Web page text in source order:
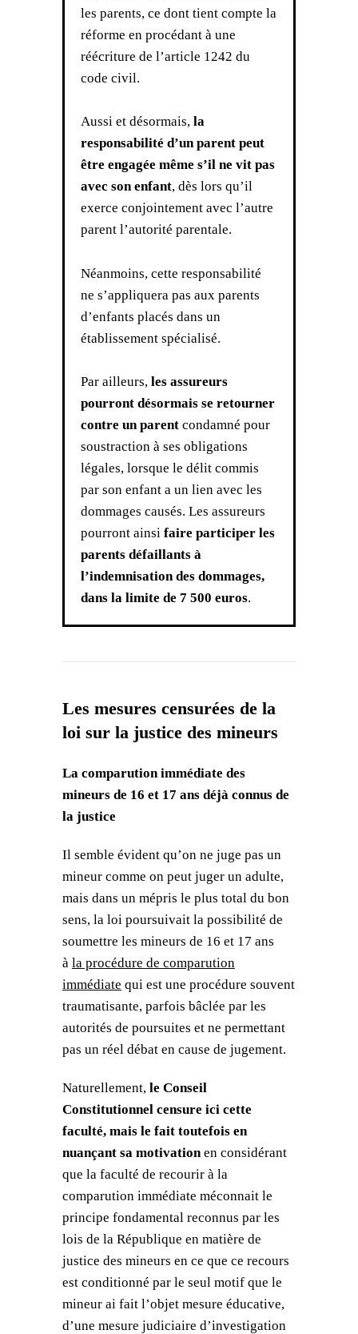
les parents, ce dont tient compte la
réforme en procédant à une
réécriture de l’article 1242 du
code civil.
Aussi et désormais, la
responsabilité d’un parent peut
être engagée même s’il ne vit pas
avec son enfant, dès lors qu’il
exerce conjointement avec l’autre
parent l’autorité parentale.
Néanmoins, cette responsabilité
ne s’appliquera pas aux parents
d’enfants placés dans un
établissement spécialisé.
Par ailleurs, les assureurs
pourront désormais se retourner
contre un parentcondamné pour
soustraction à ses obligations
légales, lorsque le délit commis
par son enfant a un lien avec les
dommages causés. Les assureurs
pourront ainsifaire participer les
parents défaillants à
l’indemnisation des dommages,
dans la limite de 7 500 euros.
Les mesures censurées de la
loi sur la justice des mineurs
La comparution immédiate des
mineurs de 16 et 17 ans déjà connus de
la justice
Il semble évident qu’on ne juge pas un
mineur comme on peut juger un adulte,
mais dans un mépris le plus total du bon
sens, la loi poursuivait la possibilité de
soumettre les mineurs de 16 et 17 ans
à la procédure de comparution
immédiate qui est une procédure souvent
traumatisante, parfois bâclée par les
autorités de poursuites et ne permettant
pas un réel débat en cause de jugement.
Naturellement, le Conseil
Constitutionnel censure ici cette
faculté, mais le fait toutefois en
nuançant sa motivationen considérant
que la faculté de recourir à la
comparution immédiate méconnait le
principe fondamental reconnus par les
lois de la République en matière de
justice des mineurs en ce que ce recours
est conditionné par le seul motif que le
mineur ai fait l’objet mesure éducative,
d’une mesure judiciaire d’investigation